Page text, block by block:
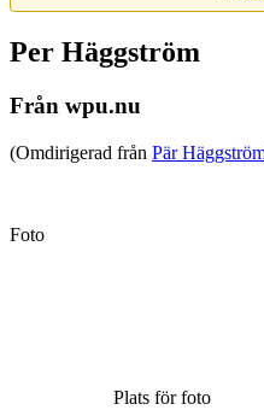
Per Häggström
Från wpu.nu
(Omdirigerad från Pär
Foto
Plats för foto